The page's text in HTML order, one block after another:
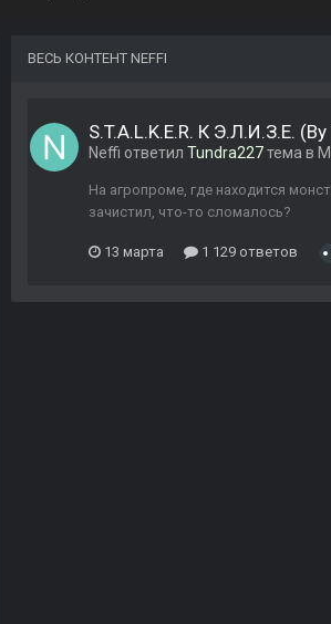
ВЕСЬ КОНТЕНТ NEFFI
S.T.A.L.K.E.R. К Э.Л.И.З.Е.
Neffi ответил Tundra227тема в
На агропроме, где находится
зачистил, что-то сломалось?
13 марта 1 129 ответов